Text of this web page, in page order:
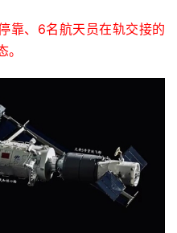
靠、6名航天员在轨交接的